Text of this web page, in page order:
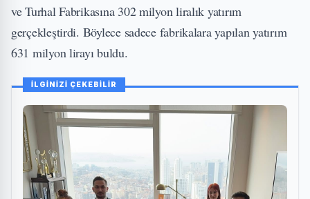
ve Turhal Fabrikasına 302 milyon liralık yatırım
gerçekleştirdi. Böylece sadece fabrikalara yapılan yatırım
631 milyon lirayı buldu.
İLGİNİZİ ÇEKEBİLİR